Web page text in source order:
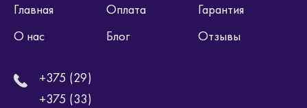
Главная Оплата
Гарантия
О нас
Блог Отзывы
+375 (29)
+375 (33)